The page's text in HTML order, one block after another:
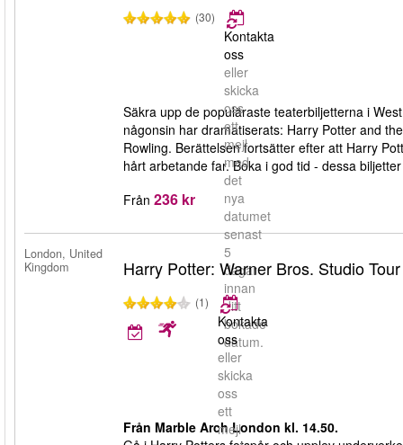
(30)
Kontakta
oss
eller
skicka
oss
ett
mejl
med
det
nya
datumet
senast
5
dagar
innan
ditt
bokade
datum.
Säkra upp de populäraste teaterbiljetterna i
någonsin har dramatiserats: Harry Potter and
Rowling. Berättelsen fortsätter efter att Harry
hårt arbetande far. Boka i god tid - dessa
Från 236 kr
London, United
Kingdom
Harry Potter: Warner Bros. Studio
(1)
Kontakta
oss
eller
skicka
oss
ett
mejl
Från Marble Arch London kl. 14.50.